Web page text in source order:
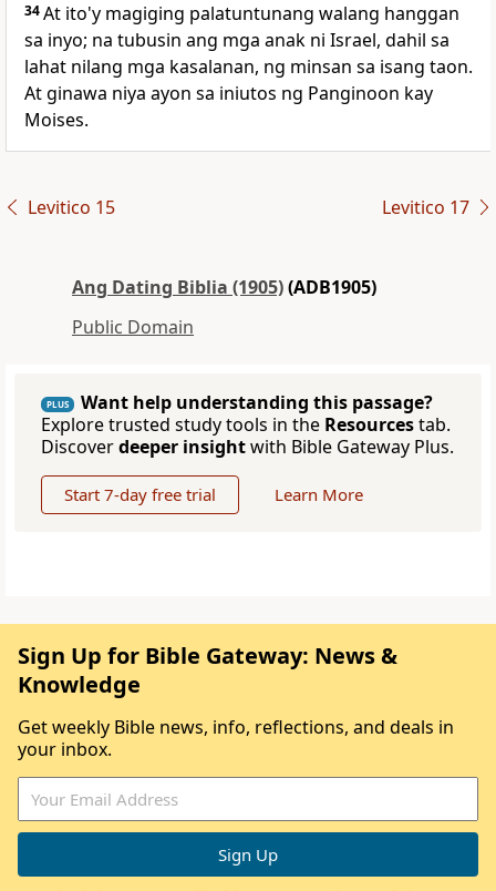
34At ito'y magiging palatuntunang walang hanggan
sa inyo; na tubusin ang mga anak ni Israel, dahil sa
lahat nilang mga kasalanan, ng minsan sa isang taon.
At ginawa niya ayon sa iniutos ng Panginoon kay
Moises.
Levitico 15 Levitico 17
Ang Dating Biblia (1905)(ADB1905)
Public Domain
PLUS
Want help understanding this passage?
Explore trusted study tools in the Resourcestab.
Discoverdeeper insightwith Bible Gateway Plus.
Start 7-day free trial Learn More
Sign Up for Bible Gateway: News &
Knowledge
Get weekly Bible news, info, reflections, and deals in
your inbox.